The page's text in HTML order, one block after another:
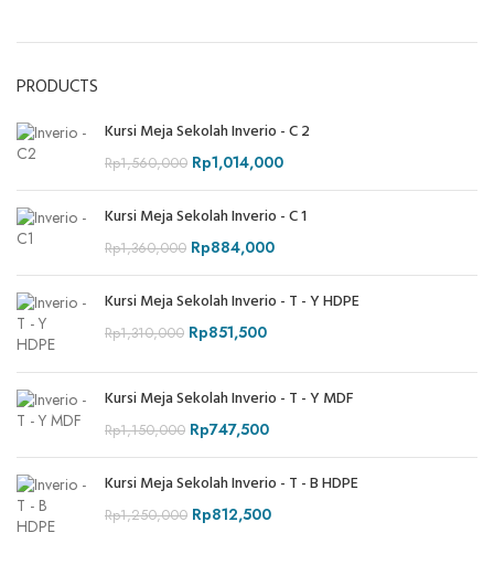
PRODUCTS
Kursi Meja Sekolah Inverio - C 2
Rp1,560,000 Rp1,014,000
Kursi Meja Sekolah Inverio - C 1
Rp1,360,000 Rp884,000
Kursi Meja Sekolah Inverio - T - Y HDPE
Rp1,310,000 Rp851,500
Kursi Meja Sekolah Inverio - T - Y MDF
Rp1,150,000 Rp747,500
Kursi Meja Sekolah Inverio - T - B HDPE
Rp1,250,000 Rp812,500